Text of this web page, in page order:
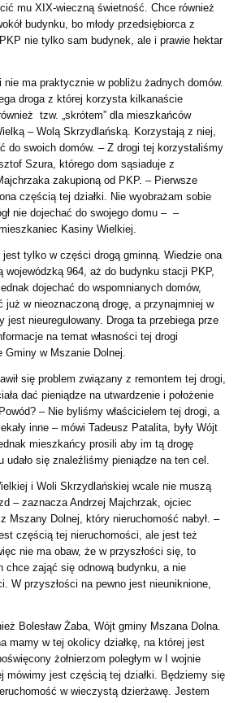
mu XIX-wieczną świetność. Chce również
budynku, bo młody przedsiębiorca z
nie tylko sam budynek, ale i prawie hektar
nie ma praktycznie w pobliżu żadnych domów.
droga z której korzysta kilkanaście
tzw. „skrótem” dla mieszkańców
– Wolą Skrzydlańską. Korzystają z niej,
do swoich domów. – Z drogi tej korzystaliśmy
Szura, którego dom sąsiaduje z
zakupioną od PKP. – Pierwsze
częścią tej działki. Nie wyobrażam sobie
nie dojechać do swojego domu – –
Kasiny Wielkiej.
tylko w części drogą gminną. Wiedzie ona
wojewódzką 964, aż do budynku stacji PKP,
dojechać do wspomnianych domów,
już w nieoznaczoną drogę, a przynajmniej w
jest nieuregulowany. Droga ta przebiega prze
na temat własności tej drogi
w Mszanie Dolnej.
się problem związany z remontem tej drogi,
dać pieniądze na utwardzenie i położenie
– Nie byliśmy właścicielem tej drogi, a
inne – mówi Tadeusz Patalita, były Wójt
mieszkańcy prosili aby im tą drogę
udało się znaleźliśmy pieniądze na ten cel.
i Woli Skrzydlańskiej wcale nie muszą
– zaznacza Andrzej Majchrzak, ojciec
Mszany Dolnej, który nieruchomość nabył. –
częścią tej nieruchomości, ale jest też
nie ma obaw, że w przyszłości się, to
chce zająć się odnową budynku, a nie
W przyszłości na pewno jest nieuniknione,
Bolesław Żaba, Wójt gminy Mszana Dolna.
mamy w tej okolicy działkę, na której jest
żołnierzom poległym w I wojnie
mówimy jest częścią tej działki. Będziemy się
w wieczystą dzierżawę. Jestem